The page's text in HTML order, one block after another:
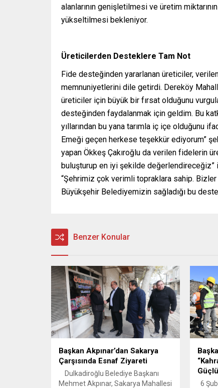
alanlarının genişletilmesi ve üretim
yükseltilmesi bekleniyor.
Üreticilerden Desteklere Tam Not
Fide desteğinden yararlanan üreticiler,
memnuniyetlerini dile getirdi. Dereköy
üreticiler için büyük bir fırsat olduğunu
desteğinden faydalanmak için geldim. Bu
yıllarından bu yana tarımla iç içe olduğunu
Emeği geçen herkese teşekkür ediyorum”
yapan Ökkeş Çakıroğlu da verilen fidelerin
buluşturup en iyi şekilde değerlendireceğiz”
“Şehrimiz çok verimli topraklara sahip.
Büyükşehir Belediyemizin sağladığı bu
Benzer Konular
Başkan Akpınar’dan Sakarya
Çarşısında Esnaf Ziyareti
Dulkadiroğlu Belediye Başkanı
Mehmet Akpınar, Sakarya Mahallesi
6